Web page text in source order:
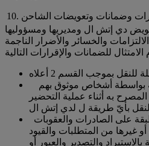
وضمانات وتعويضات الشاحن
دي إتش ال ومديريها ومسؤوليها
والخسائر والأضرار الناجمة
به أثناء عملية التحضير
أو غيرها من المتطلبات والقيود
بالاستيراد والتصدير والعبور أو